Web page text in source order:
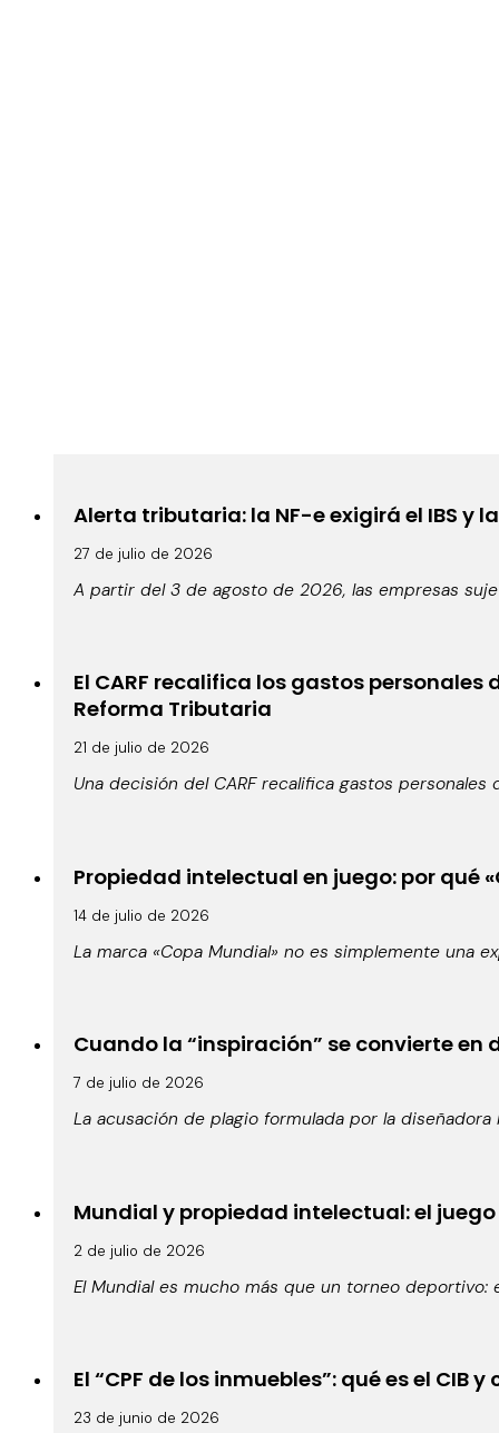
Alerta tributaria: la NF-e exigirá el IBS y
27 de julio de 2026
A partir del 3 de agosto de 2026, las empresas
El CARF recalifica los gastos
Reforma Tributaria
21 de julio de 2026
Una decisión del CARF recalifica gastos
Propiedad intelectual en juego: por qué
14 de julio de 2026
La marca «Copa Mundial» no es simplemente una
Cuando la “inspiración” se convierte
7 de julio de 2026
La acusación de plagio formulada por la
Mundial y propiedad intelectual: el
2 de julio de 2026
El Mundial es mucho más que un torneo
El “CPF de los inmuebles”: qué es el
23 de junio de 2026